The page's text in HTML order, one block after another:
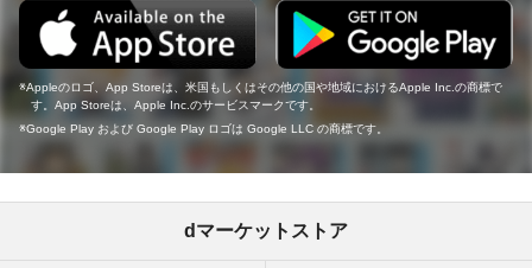
Appleのロゴ、App Storeは、米国もしくはその他の国や地域におけるApple Inc.の商標で
す。App Storeは、Apple Inc.のサービスマークです。
Google Play および Google Play ロゴは Google LLC の商標です。
dマーケットストア